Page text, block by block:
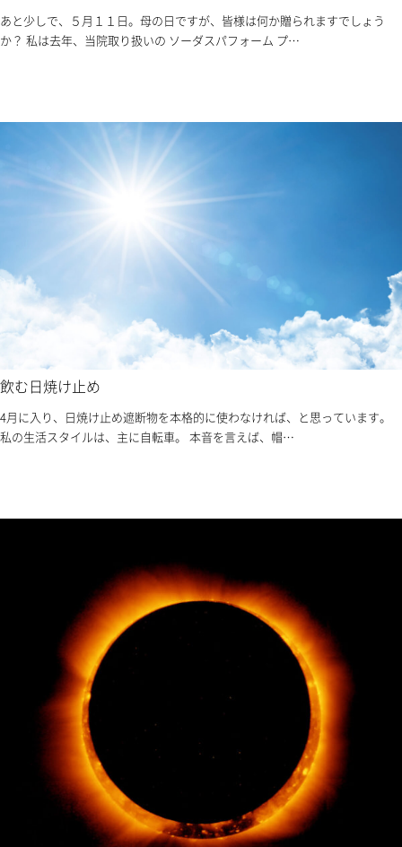
あと少しで、５月１１日。母の日ですが、皆様は何か贈られますでしょう
か？ 私は去年、当院取り扱いの ソーダスパフォーム プ…
飲む日焼け止め
4月に入り、日焼け止め遮断物を本格的に使わなければ、と思っています。
私の生活スタイルは、主に自転車。 本音を言えば、帽…